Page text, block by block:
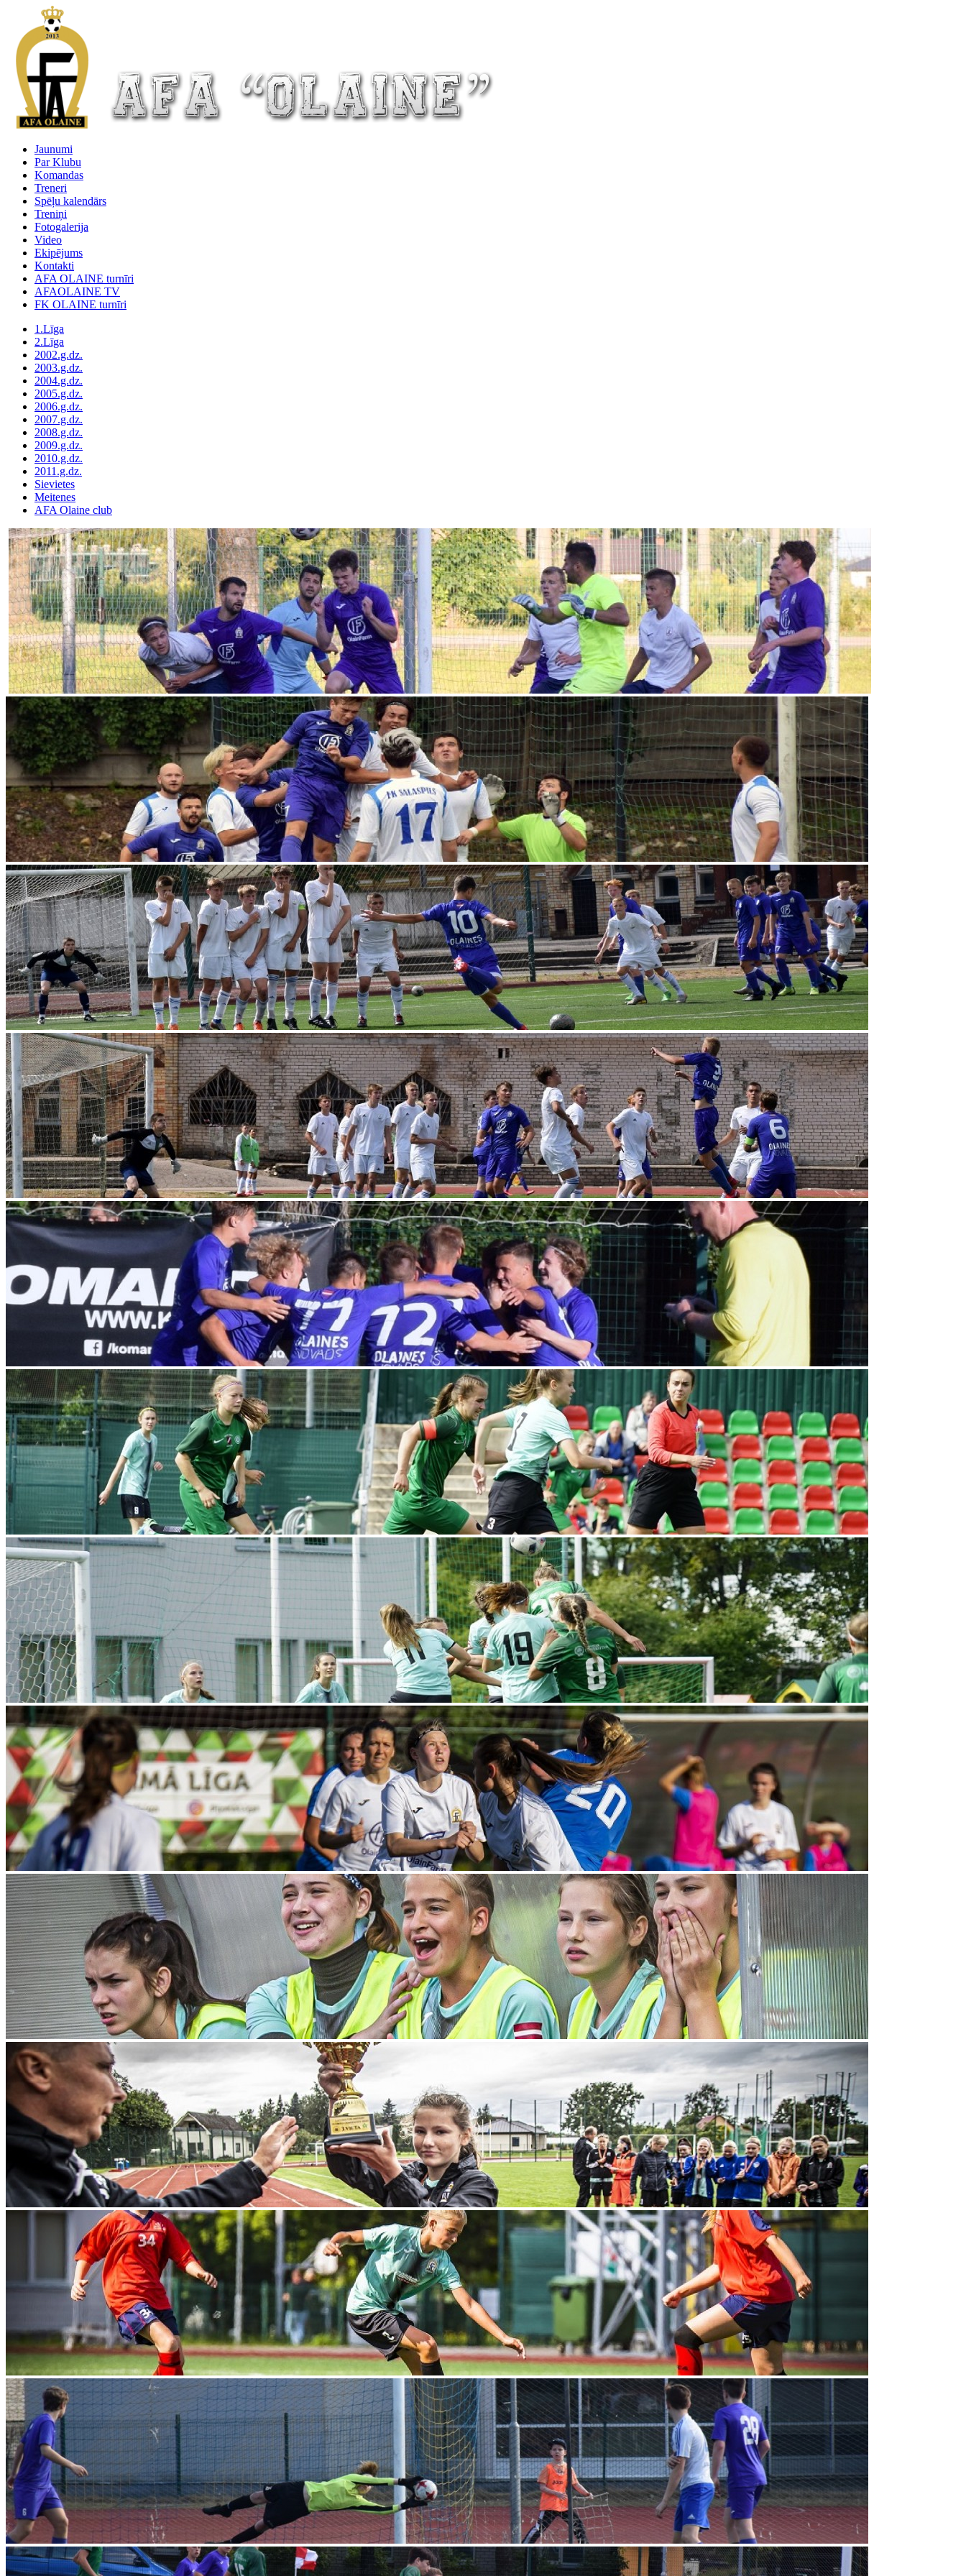
Jaunumi
Par Klubu
Komandas
Treneri
Spēļu kalendārs
Treniņi
Fotogalerija
Video
Ekipējums
Kontakti
AFA OLAINE turnīri
AFAOLAINE TV
FK OLAINE turnīri
1.Līga
2.Līga
2002.g.dz.
2003.g.dz.
2004.g.dz.
2005.g.dz.
2006.g.dz.
2007.g.dz.
2008.g.dz.
2009.g.dz.
2010.g.dz.
2011.g.dz.
Sievietes
Meitenes
AFA Olaine club